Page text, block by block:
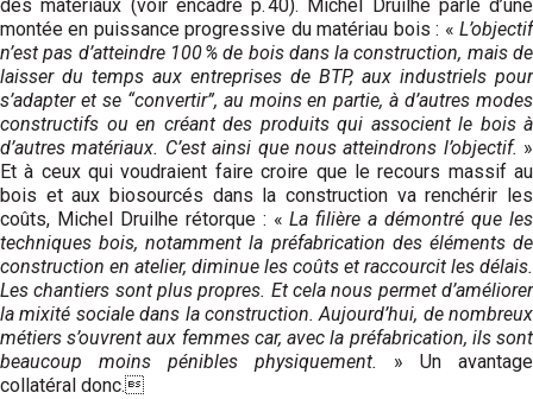
des matériaux (voir encadré p. 40). Michel Druilhe parle d’une
montée en puissance progressive du matériau bois : « L’objectif
n’est pas d’atteindre 100 % de bois dans la construction, mais de
laisser du temps aux entreprises de BTP, aux industriels pour
s’adapter et se “convertir”, au moins en partie, à d’autres modes
constructifs ou en créant des produits qui associent le bois à
d’autres matériaux. C’est ainsi que nous atteindrons l’objectif. »
Et à ceux qui voudraient faire croire que le recours massif au
bois et aux biosourcés dans la construction va renchérir les
coûts, Michel Druilhe rétorque : «La filière a démontré que les
techniques bois, notamment la préfabrication des éléments de
construction en atelier, diminue les coûts et raccourcit les délais.
Les chantiers sont plus propres. Et cela nous permet d’améliorer
la mixité sociale dans la construction. Aujourd’hui, de nombreux
métiers s’ouvrent aux femmes car, avec la préfa­brication, ils sont
beaucoup moins pénibles physiquement.
» Un avantage
collatéral donc.